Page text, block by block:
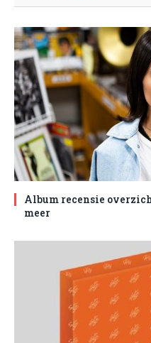
Album recensie
meer